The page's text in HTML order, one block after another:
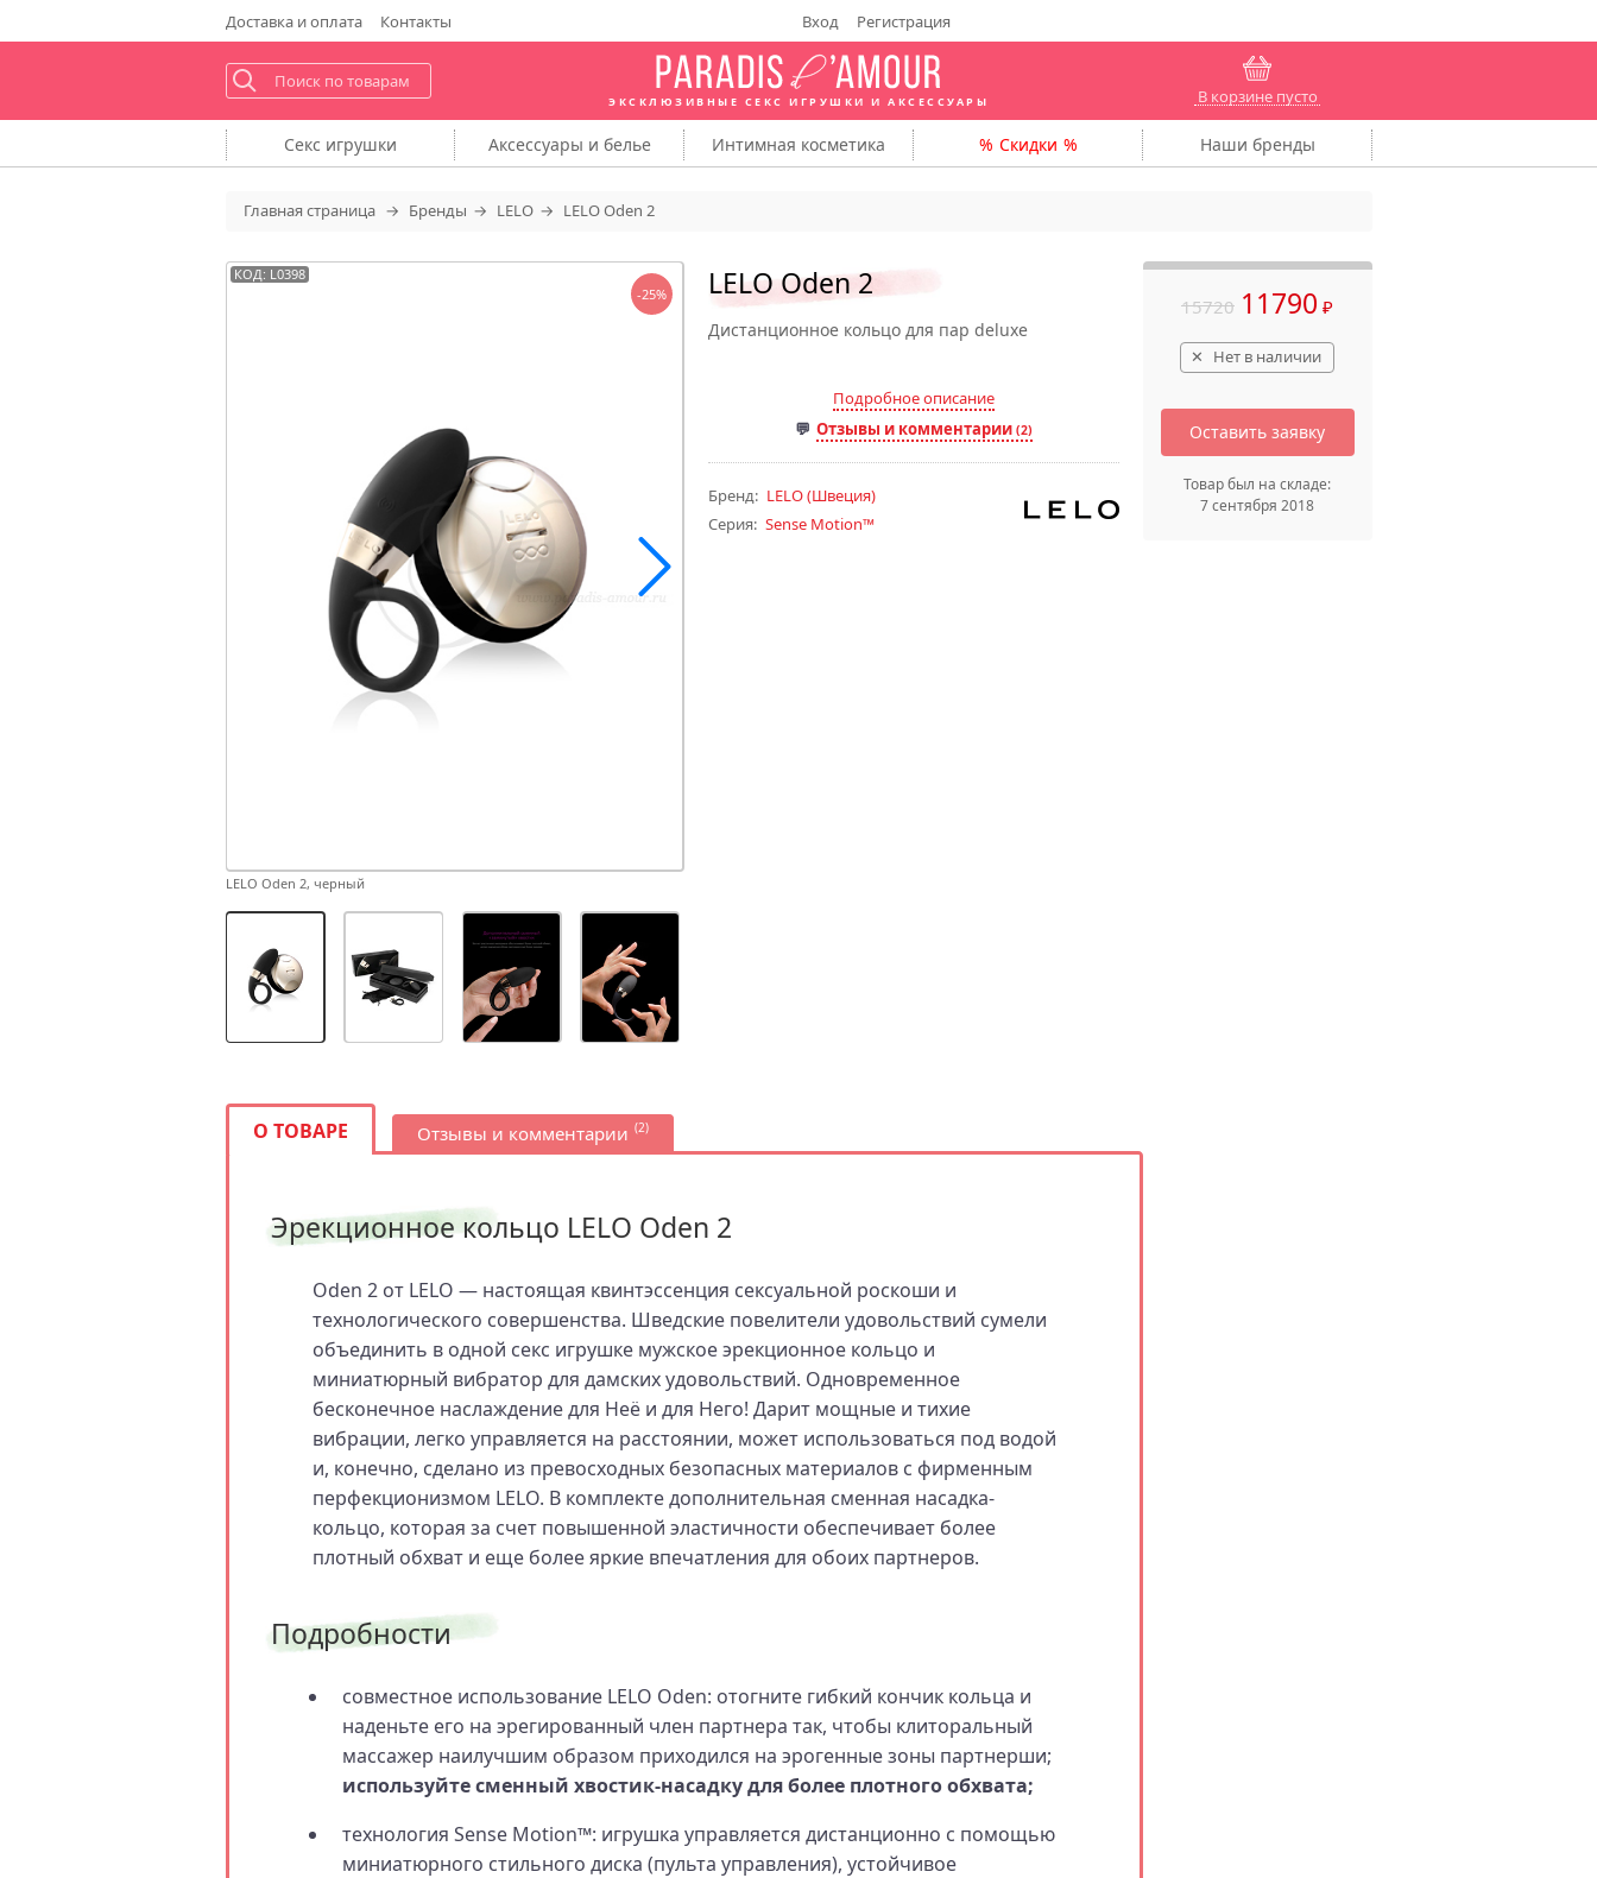
Доставкаи оплата Контакты Вход Регистрация
ЭКСКЛЮЗИВНЫЕ СЕКС ИГРУШКИ И АКСЕССУАРЫ В корзине пусто
Секс игрушки Аксессуары и белье Интимная косметика Скидки Наши бренды
Главная страница Бренды LELO LELO Oden 2
LELO Oden 2
Дистанционное кольцо для пар deluxe
Подробное описание
Отзывы и комментарии (2)
Бренд: LELO(Швеция)
Серия: Sense Motion™
15720 11790 ₽
Нет в наличии
Оставить заявку
Товар был на складе:
7 сентября 2018
LELO Oden 2, черный
КОД: L0398
-25%
О ТОВАРЕ Отзывы и комментарии (2)
Эрекционное кольцо LELO Oden 2
Oden 2 от LELO — настоящая квинтэссенция сексуальной роскоши и
технологического совершенства. Шведские повелители удовольствий сумели
объединить в одной секс игрушке мужское эрекционное кольцо и
миниатюрный вибратор для дамских удовольствий. Одновременное
бесконечное наслаждение для Неё и для Него! Дарит мощные и тихие
вибрации, легко управляется на расстоянии, может использоваться под водой
и, конечно, сделано из превосходных безопасных материалов с фирменным
перфекционизмом LELO. В комплекте дополнительная сменная насадка-
кольцо, которая за счет повышенной эластичности обеспечивает более
плотный обхват и еще более яркие впечатления для обоих партнеров.
Подробности
совместное использование LELO Oden: отогните гибкий кончик кольца и
наденьте его на эрегированный член партнера так, чтобы клиторальный
массажер наилучшим образом приходился на эрогенные зоны партнерши;
используйте сменный хвостик-насадку для более плотного обхвата;
технология Sense Motion™: игрушка управляется дистанционно с помощью
миниатюрного стильного диска (пульта управления), устойчивое